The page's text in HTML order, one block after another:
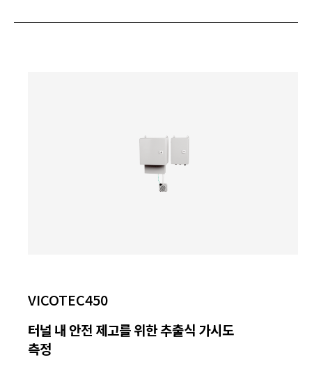
VICOTEC450
터널 내 안전 제고를 위한 추출식 가시도
측정